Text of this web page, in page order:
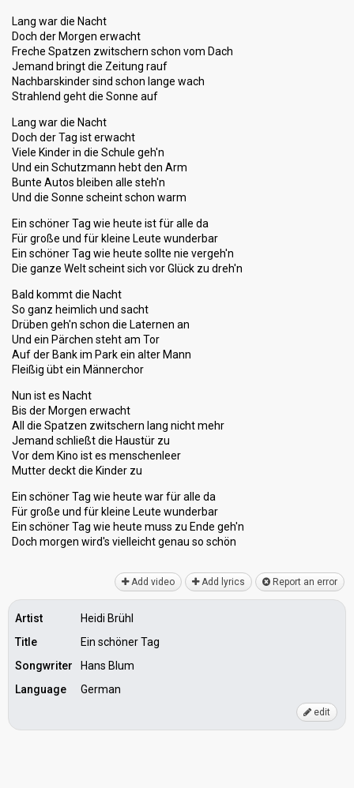
Lang war die Nacht
Doch der Morgen erwacht
Freche Spatzen zwitschern schon vom Dach
Jemand bringt die Zeitung rauf
Nachbarskinder sind schon lange wach
Strahlend geht die Sonne auf
Lang war die Nacht
Doch der Tag ist erwacht
Viele Kinder in die Schule geh'n
Und ein Schutzmann hebt den Arm
Bunte Autos bleiben alle steh'n
Und die Sonne scheint schon warm
Ein schöner Tag wie heute ist für alle da
Für große und für kleine Leute wunderbar
Ein schöner Tag wie heute sollte nie vergeh'n
Die ganze Welt scheint sich vor Glück zu dreh'n
Bald kommt die Nacht
So ganz heimlich und sacht
Drüben geh'n schon die Laternen an
Und ein Pärchen steht am Tor
Auf der Bank im Park ein alter Mann
Fleißig übt ein Männerchor
Nun ist es Nacht
Bis der Morgen erwacht
All die Spatzen zwitschern lang nicht mehr
Jemand schließt die Haustür zu
Vor dem Kino ist es menschenleer
Mutter deckt die Kinder zu
Ein schöner Tag wie heute war für alle da
Für große und für kleine Leute wunderbar
Ein schöner Tag wie heute muss zu Ende geh'n
Doch morgen wird's vielleicht genаu so ѕchön
Add video Add lyrics Report an error
Artist
Heidi Brühl
Title
Ein schöner Tag
Songwriter
Hans Blum
Language
German
edit